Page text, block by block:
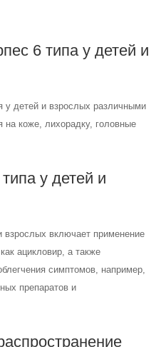
6 типа у детей и
у детей и взрослых различными
коже, лихорадку, головные
у детей и
взрослых включает применение
ацикловир, а также
симптомов, например,
препаратов и